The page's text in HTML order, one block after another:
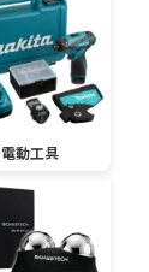
電動工具